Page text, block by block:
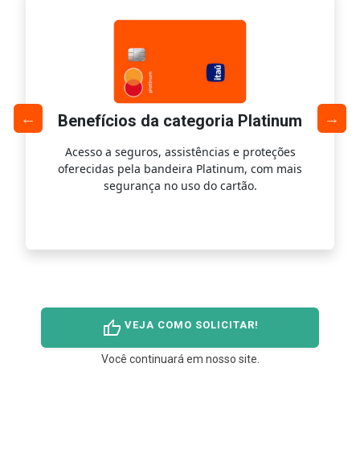
Benefícios da categoria Platinum
Acesso a seguros, assistências e proteções
oferecidas pela bandeira Platinum, com mais
segurança no uso do cartão.
thumb_up VEJA COMO SOLICITAR!
Você continuará em nosso site.